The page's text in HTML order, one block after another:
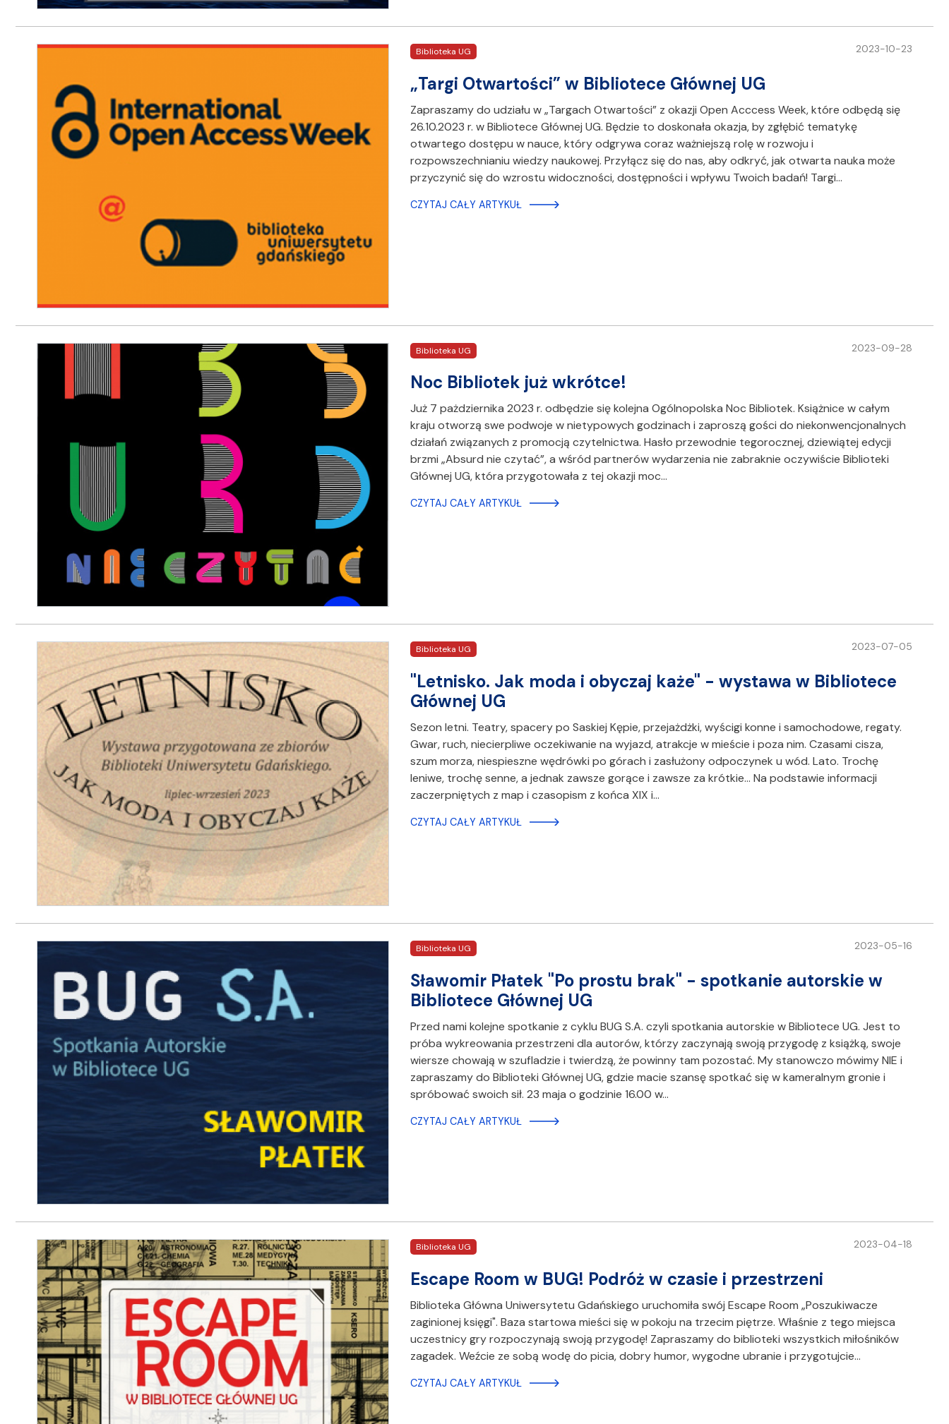
Biblioteka UG 2023-10-23
„Targi Otwartości” w Bibliotece Głównej UG
Zapraszamy do udziału w „Targach Otwartości” z okazji Open Acccess Week, które odbędą się
26.10.2023 r. w Bibliotece Głównej UG. Będzie to doskonała okazja, by zgłębić tematykę
otwartego dostępu w nauce, który odgrywa coraz ważniejszą rolę w rozwoju i
rozpowszechnianiu wiedzy naukowej. Przyłącz się do nas, aby odkryć, jak otwarta nauka może
przyczynić się do wzrostu widoczności, dostępności i wpływu Twoich badań! Targi…
CZYTAJ CAŁY ARTYKUŁ
Biblioteka UG 2023-09-28
Noc Bibliotek już wkrótce!
Już 7 pażdziernika 2023 r. odbędzie się kolejna Ogólnopolska Noc Bibliotek. Książnice w całym
kraju otworzą swe podwoje w nietypowych godzinach i zaproszą gości do niekonwencjonalnych
działań związanych z promocją czytelnictwa. Hasło przewodnie tegorocznej, dziewiątej edycji
brzmi „Absurd nie czytać”, a wśród partnerów wydarzenia nie zabraknie oczywiście Biblioteki
Głównej UG, która przygotowała z tej okazji moc…
CZYTAJ CAŁY ARTYKUŁ
Biblioteka UG 2023-07-05
"Letnisko. Jak moda i obyczaj każe" - wystawa w Bibliotece
Głównej UG
Sezon letni. Teatry, spacery po Saskiej Kępie, przejażdżki, wyścigi konne i samochodowe, regaty.
Gwar, ruch, niecierpliwe oczekiwanie na wyjazd, atrakcje w mieście i poza nim. Czasami cisza,
szum morza, niespieszne wędrówki po górach i zasłużony odpoczynek u wód. Lato. Trochę
leniwe, trochę senne, a jednak zawsze gorące i zawsze za krótkie... Na podstawie informacji
zaczerpniętych z map i czasopism z końca XIX i…
CZYTAJ CAŁY ARTYKUŁ
Biblioteka UG 2023-05-16
Sławomir Płatek "Po prostu brak" - spotkanie autorskie w
Bibliotece Głównej UG
Przed nami kolejne spotkanie z cyklu BUG S.A. czyli spotkania autorskie w Bibliotece UG. Jest to
próba wykreowania przestrzeni dla autorów, którzy zaczynają swoją przygodę z książką, swoje
wiersze chowają w szufladzie i twierdzą, że powinny tam pozostać. My stanowczo mówimy NIE i
zapraszamy do Biblioteki Głównej UG, gdzie macie szansę spotkać się w kameralnym gronie i
spróbować swoich sił. 23 maja o godzinie 16.00 w…
CZYTAJ CAŁY ARTYKUŁ
Biblioteka UG 2023-04-18
Escape Room w BUG! Podróż w czasie i przestrzeni
Biblioteka Główna Uniwersytetu Gdańskiego uruchomiła swój Escape Room „Poszukiwacze
zaginionej księgi". Baza startowa mieści się w pokoju na trzecim piętrze. Właśnie z tego miejsca
uczestnicy gry rozpoczynają swoją przygodę! Zapraszamy do biblioteki wszystkich miłośników
zagadek. Weźcie ze sobą wodę do picia, dobry humor, wygodne ubranie i przygotujcie…
CZYTAJ CAŁY ARTYKUŁ